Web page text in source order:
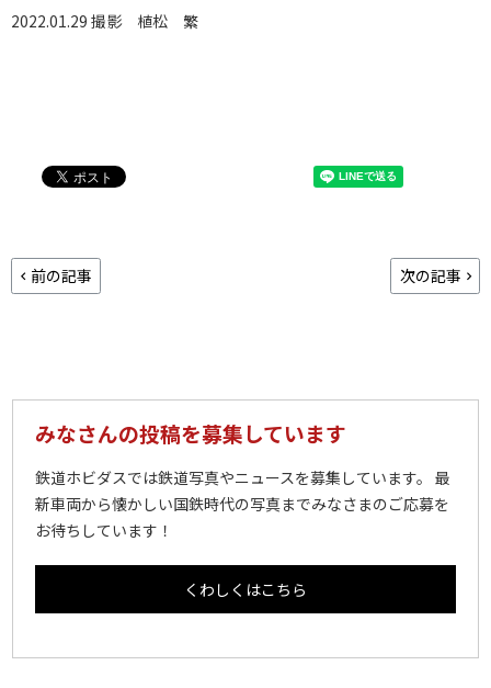
2022.01.29 撮影 植松 繁
前の記事 次の記事
みなさんの投稿を募集しています
鉄道ホビダスでは鉄道写真やニュースを募集しています。 最
新車両から懐かしい国鉄時代の写真までみなさまのご応募を
お待ちしています！
くわしくはこちら